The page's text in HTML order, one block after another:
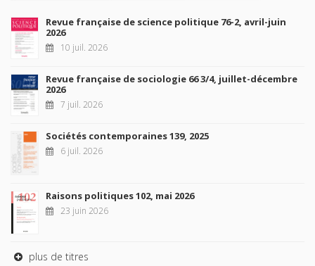
Revue française de science politique 76-2, avril-juin
2026
10 juil. 2026
Revue française de sociologie 66 3/4, juillet-décembre
2026
7 juil. 2026
Sociétés contemporaines 139, 2025
6 juil. 2026
Raisons politiques 102, mai 2026
23 juin 2026
plus de titres